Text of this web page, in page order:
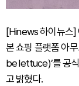
[Hinews 하이뉴스]
본 쇼핑 플랫폼 아
be lettuce)’를 공
고 밝혔다.